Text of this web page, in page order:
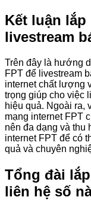
Kết luận lắp
livestream
Trên đây là hướng
FPT để livestream
internet chất lượng
trọng giúp cho việc
hiệu quả. Ngoài ra,
mạng internet FPT
nên đa dạng và thu
internet FPT để có
quả và chuyên
Tổng đài
liên hệ số